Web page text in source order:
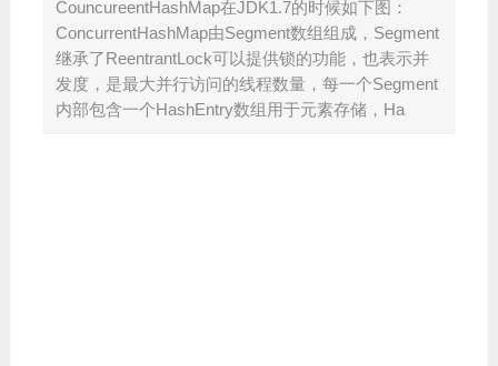
CouncureentHashMap在JDK1.7的时候如下图：
ConcurrentHashMap由Segment数组组成，Segment
继承了ReentrantLock可以提供锁的功能，也表示并
发度，是最大并行访问的线程数量，每一个Segment
内部包含一个HashEntry数组用于元素存储，Ha